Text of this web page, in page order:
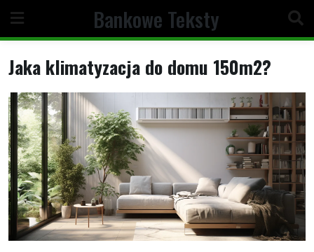
content
Bankowe Teksty
Jaka klimatyzacja do domu 150m2?